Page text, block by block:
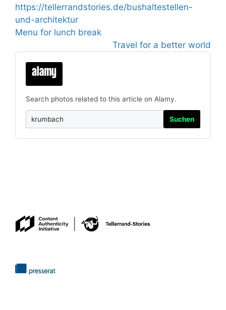
https://tellerrandstories.de/bushaltestellen-
und-architektur
Menu for lunch break
Travel for a better world
Search photos related to this article on Alamy.
Suchen